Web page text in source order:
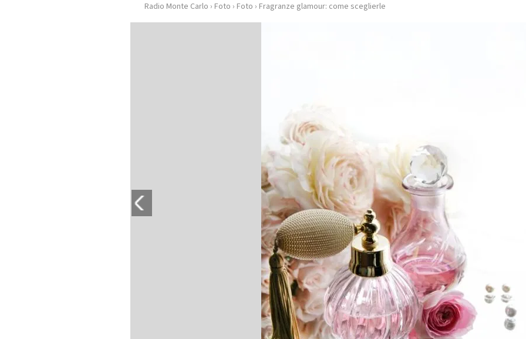
HOME
FOTO
Radio Monte Carlo › Foto › Foto › Fragranze glamour: come sceglierle